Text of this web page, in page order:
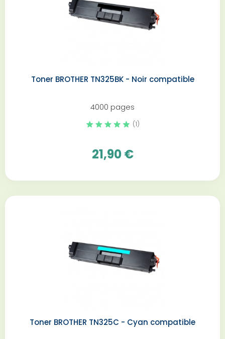
Toner BROTHER TN325BK - Noir compatible
4000 pages
(1)
21,90 €
Toner BROTHER TN325C - Cyan compatible